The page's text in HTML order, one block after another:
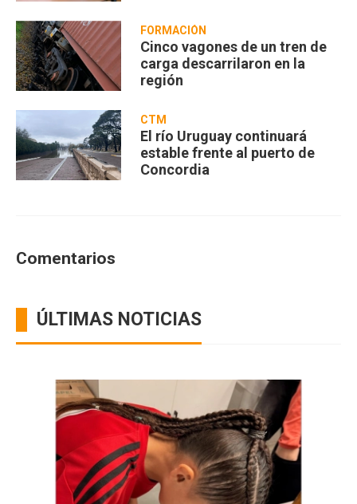
FORMACIÓN
Cinco vagones de un tren de
carga descarrilaron en la
región
CTM
El río Uruguay continuará
estable frente al puerto de
Concordia
Comentarios
ÚLTIMAS NOTICIAS